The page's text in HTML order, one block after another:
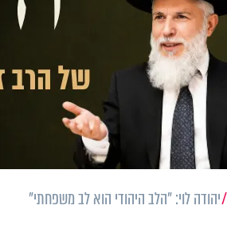
יהודה לוי: "הלב היהודי הוא לב משפחתי"